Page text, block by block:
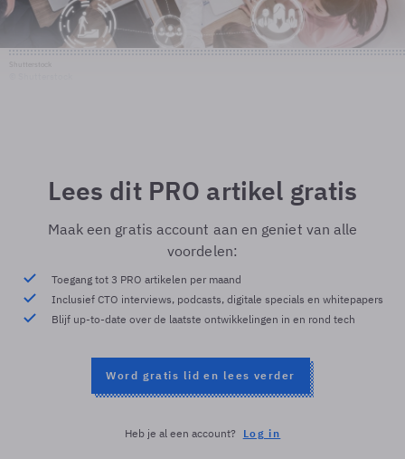
Lees dit PRO artikel gratis
Maak een gratis account aan en geniet van alle
voordelen:
Toegang tot 3 PRO artikelen per maand
Inclusief CTO interviews, podcasts, digitale specials en whitepapers
Blijf up-to-date over de laatste ontwikkelingen in en rond tech
Word gratis lid en lees verder
Heb je al een account? Log in